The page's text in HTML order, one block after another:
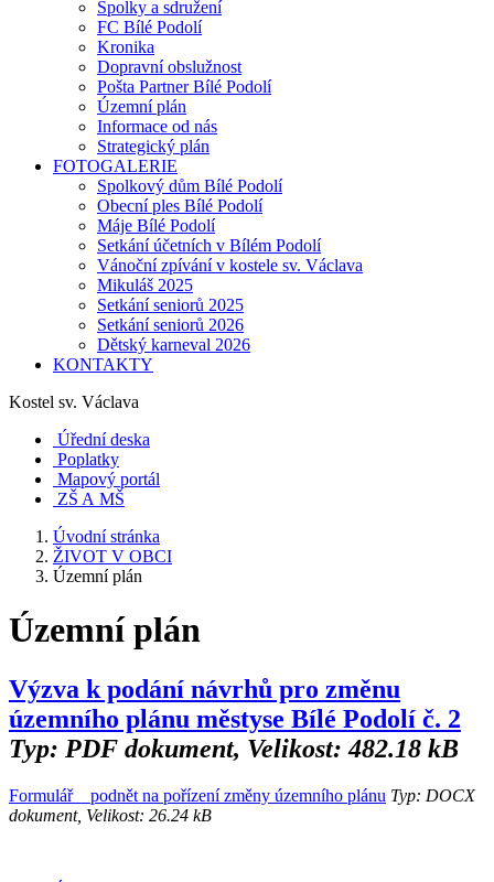
Spolky a sdružení
FC Bílé Podolí
Kronika
Dopravní obslužnost
Pošta Partner Bílé Podolí
Územní plán
Informace od nás
Strategický plán
FOTOGALERIE
Spolkový dům Bílé Podolí
Obecní ples Bílé Podolí
Máje Bílé Podolí
Setkání účetních v Bílém Podolí
Vánoční zpívání v kostele sv. Václava
Mikuláš 2025
Setkání seniorů 2025
Setkání seniorů 2026
Dětský karneval 2026
KONTAKTY
Kostel sv. Václava
Úřední deska
Poplatky
Mapový portál
ZŠ A MŠ
Úvodní stránka
ŽIVOT V OBCI
Územní plán
Územní plán
Výzva k podání návrhů pro změnu
územního plánu městyse Bílé Podolí č. 2
Typ: PDF dokument, Velikost: 482.18 kB
Formulář _ podnět na pořízení změny územního plánu Typ: DOCX
dokument, Velikost: 26.24 kB